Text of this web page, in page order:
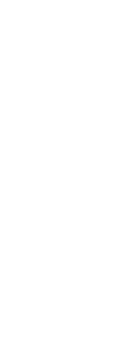
wat uitstijgt
zelfs diens
geopenbaard
zou het niet
strikt beperkt
zintuiglijke
metafysica
het
zonder een
staat zijn, om
de religieuze
universele en
Als ik zo sterk
onderstreep,
ben dat dit de